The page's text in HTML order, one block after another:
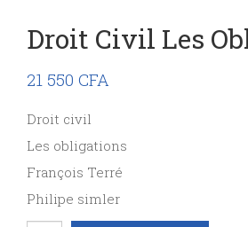
Droit Civil Les
21 550 CFA
Droit civil
Les obligations
François Terré
Philipe simler